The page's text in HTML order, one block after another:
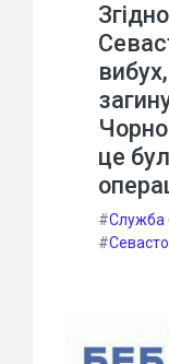
це
#Служба
#